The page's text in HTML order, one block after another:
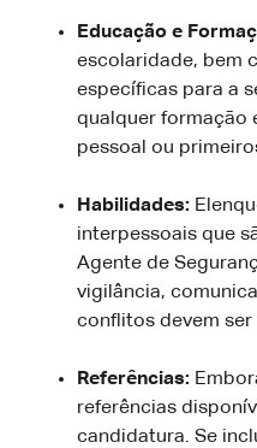
Educação e
escolaridade, bem
específicas para a
qualquer formação
pessoal ou
Habilidades:
interpessoais que
Agente de
vigilância,
conflitos devem ser
Referências:
referências
candidatura. Se